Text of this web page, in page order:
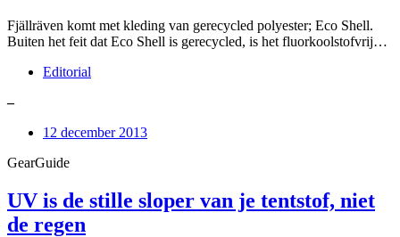
Fjällräven komt met kleding van gerecycled polyester; Eco Shell.
Buiten het feit dat Eco Shell is gerecycled, is het fluorkoolstofvrij…
Editorial
–
12 december 2013
GearGuide
UV is de stille sloper van je tentstof, niet
de regen